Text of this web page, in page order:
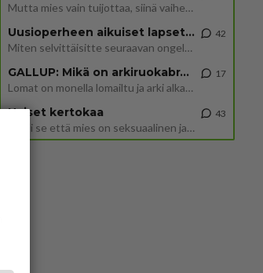
Mutta mies vain tuijottaa, siinä vaiheessa käännän itse pään pois. Mikä juttu? Yleensä jos joku tuijottaa tai katsoo, hä
Uusioperheen aikuiset lapset tyhjentää jääkaapin käydessään
Miten selvittäisitte seuraavan ongelman, meillä on uusioperhe, minulla teini-ikäiset lapset ja puolisolla aikuiset, jotk
42
GALLUP: Mikä on arkiruokabravuurisi?
Lomat on monella lomailtu ja arki alkaa. Se voi tarkoittaa myös sitä, että grillailut on grillattu ja palataan arjen ruo
17
Naiset kertokaa
Miksi se että mies on seksuaalinen ja haluaa seksiä ja te olette hänen mielestänne haluttava on vastenmielistä? Mikä sii
43